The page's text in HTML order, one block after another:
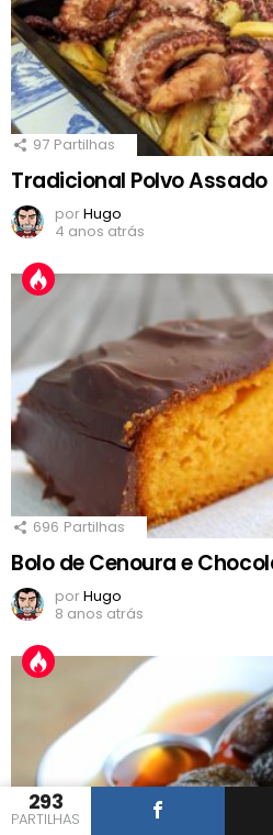
293
PARTILHAS
97 Partilhas
Tradicional Polvo Assado
porHugo
4 anos atrás
696 Partilhas
Bolo de Cenoura e
porHugo
8 anos atrás